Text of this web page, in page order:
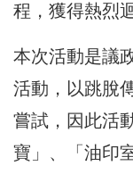
程，獲得熱烈
本次活動是議
活動，以跳脫
嘗試，因此活
寶」、「油印